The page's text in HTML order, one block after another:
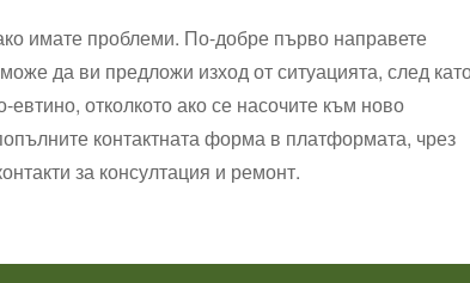
имате проблеми. По-добре първо направете
да ви предложи изход от ситуацията, след
отколкото ако се насочите към ново
контактната форма в платформата, чрез
за консултация и ремонт.